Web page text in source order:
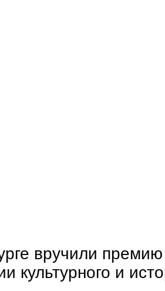
вручили премию
культурного и